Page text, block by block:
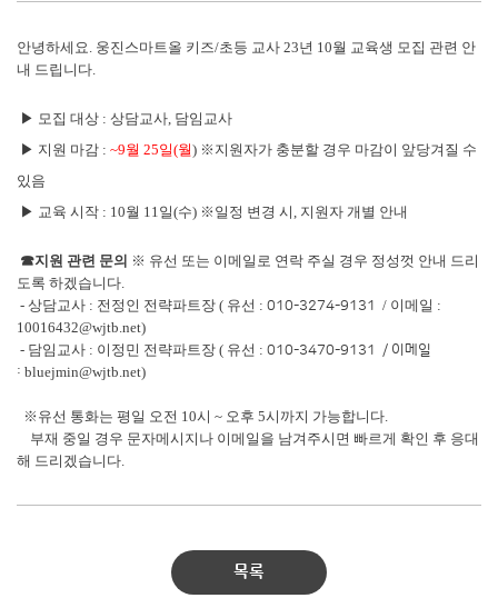
안녕하세요. 웅진스마트올 키즈/초등 교사 23년 10월 교육생 모집 관련 안
내 드립니다.
▶ 모집 대상 : 상담교사, 담임교사
▶ 지원 마감 : ~9월 25일(월) ※지원자가 충분할 경우 마감이 앞당겨질 수
있음
▶ 교육 시작 : 10월 11일(수) ※일정 변경 시, 지원자 개별 안내
☎지원 관련 문의 ※ 유선 또는 이메일로 연락 주실 경우 정성껏 안내 드리
도록 하겠습니다.
- 상담교사 : 전정인 전략파트장 ( 유선 : 010-3274-9131 / 이메일 :
10016432@wjtb.net)
- 담임교사 : 이정민 전략파트장 ( 유선 : 010-3470-9131 / 이메일
: bluejmin@wjtb.net)
※유선 통화는 평일 오전 10시 ~ 오후 5시까지 가능합니다.
부재 중일 경우 문자메시지나 이메일을 남겨주시면 빠르게 확인 후 응대
해 드리겠습니다.
목록